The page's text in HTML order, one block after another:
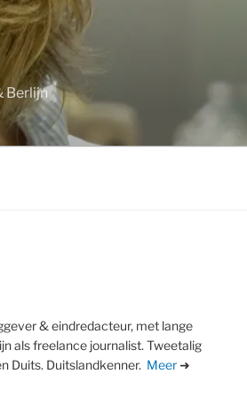
Berlijn
& eindredacteur, met lange
als freelance journalist. Tweetalig
Duits. Duitslandkenner. Meer➜